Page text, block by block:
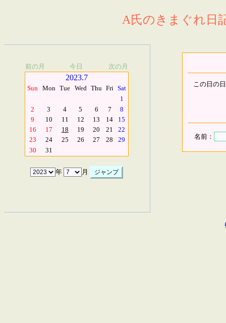
A氏のきまぐれ日
前の月 今日 次の月
2023.7
Sun Mon Tue Wed Thu Fri Sat
1
2
3 4 5 6 7
8
9
10 11 12 13 14
15
16
17 18 19 20 21
22
23
24 25 26 27 28
29
30
31
年 月
この日の
名前：